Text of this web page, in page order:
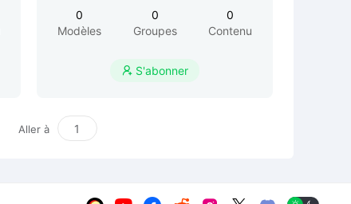
0
Modèles
0
Groupes
0
Contenu
 S'abonner
Aller à